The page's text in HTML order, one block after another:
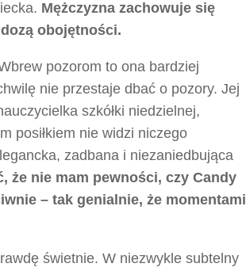
Mężczyzna zachowuje się
obojętności.
pozorom to ona bardziej
nie przestaje dbać o pozory. Jej
szkółki niedzielnej,
posiłkiem nie widzi niczego
zadbana i niezaniedbująca
że nie mam pewności, czy Candy
– tak genialnie, że momentami
świetnie. W niezwykle subtelny